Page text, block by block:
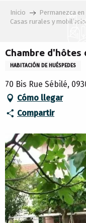
Inicio Permanezca en
Casas rurales y mobiliario
Chambre d'hôtes
HABITACIÓN DE HUÉSPEDES
70 Bis Rue Sébilé,
Cómo llegar
Compartir